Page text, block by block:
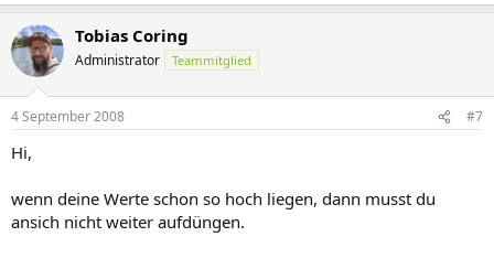
Tobias Coring
Administrator Teammitglied
4 September 2008 #7
Hi,
wenn deine Werte schon so hoch liegen, dann musst du
ansich nicht weiter aufdüngen.